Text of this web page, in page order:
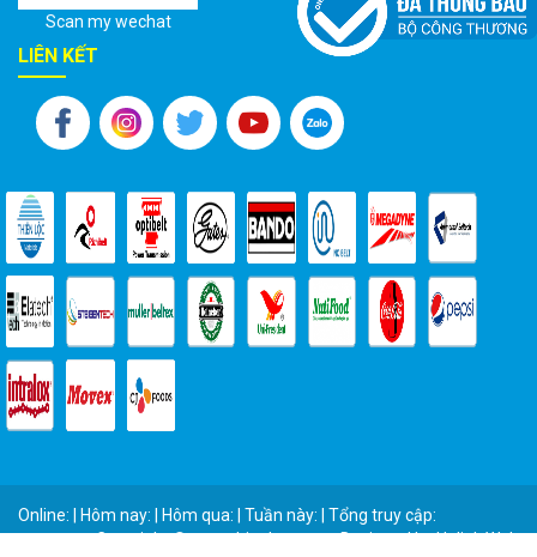
Scan my wechat
LIÊN KẾT
Online: | Hôm nay: | Hôm qua: | Tuần này: | Tổng truy cập:
Copyright © vattuthienloc.com - Designed byHalink Web